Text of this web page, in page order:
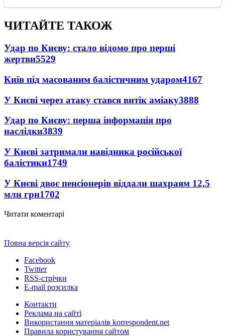
ЧИТАЙТЕ ТАКОЖ
Удар по Києву: стало відомо про перші
жертви5529
Київ під масованим балістичним ударом4167
У Києві через атаку стався витік аміаку3888
Удар по Києву: перша інформація про
наслідки3839
У Києві затримали навідника російської
балістики1749
У Києві двоє пенсіонерів віддали шахраям 12,5
млн грн1702
Читати коментарі
Повна версія сайту
Facebook
Twitter
RSS-стрічки
E-mail розсилка
Контакти
Реклама на сайті
Використання матеріалів korrespondent.net
Правила користування сайтом